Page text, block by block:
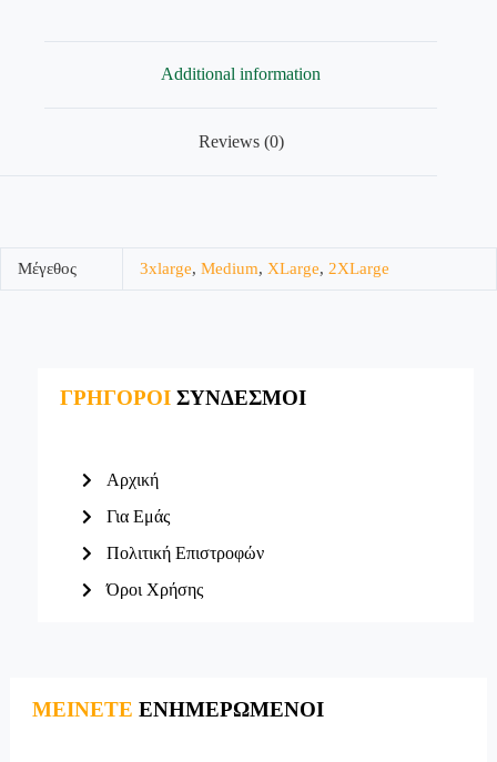
Additional information
Reviews (0)
Μέγεθος 3xlarge, Medium, XLarge, 2XLarge
ΓΡΗΓΟΡΟΙΣΥΝΔΕΣΜΟΙ
Αρχική
Για Εμάς
Πολιτική Επιστροφών
Όροι Χρήσης
ΜΕΙΝΕΤΕ ΕΝΗΜΕΡΩΜΕΝΟΙ